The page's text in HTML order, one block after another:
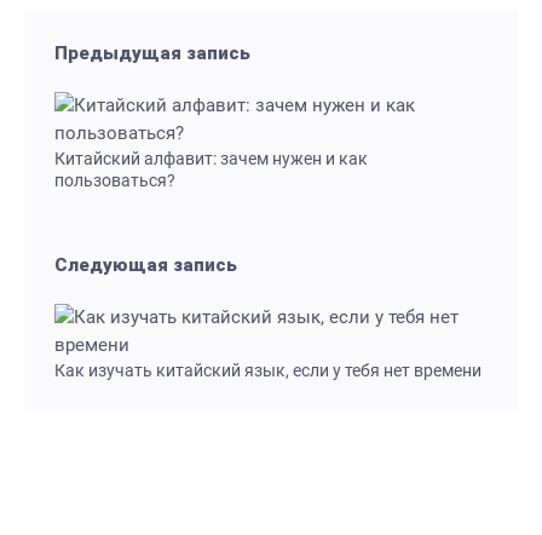
Предыдущая запись
Китайский алфавит: зачем нужен и как
пользоваться?
Следующая запись
Как изучать китайский язык, если у тебя нет времени